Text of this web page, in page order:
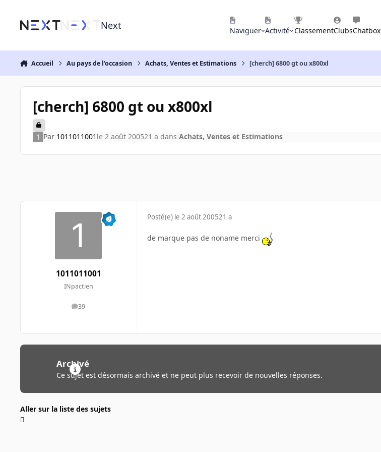
Next Naviguer Activité ClassementClubsChatbox
Accueil Au pays de l'occasion Achats, Ventes et Estimations [cherch] 6800 gt ou x800xl
[cherch] 6800 gt ou x800xl
Par 1011011001 le 2 août 200521 a dans Achats, Ventes et Estimations
1011011001
INpactien
39
messages
Posté(e) le 2 août 200521 a
de marque pas de noname merci
Archivé
Ce sujet est désormais archivé et ne peut plus recevoir de nouvelles réponses.
Aller sur la liste des sujets